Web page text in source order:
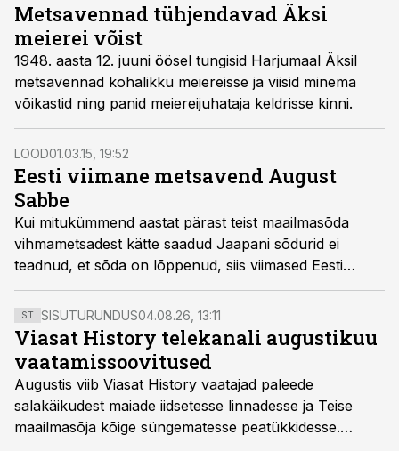
Metsavennad tühjendavad Äksi
meierei võist
1948. aasta 12. juuni öösel tungisid Harjumaal Äksil
metsavennad kohalikku meiereisse ja viisid minema
võikastid ning panid meierei­juhataja keldrisse kinni.
LOOD01.03.15, 19:52
Eesti viimane metsavend August
Sabbe
Kui mitukümmend aastat pärast teist maailmasõda
vihmametsadest kätte saadud Jaapani sõdurid ei
teadnud, et sõda on lõppenud, siis viimased Eesti
metsavennad teadsid seda hästi. Nad olid lihtsalt
otsustanud surra nii, nagu olid elanud – vabana. Ka
Eesti viimane metsavend August Sabbe jäi lõpuni
vabaks.
ST SISUTURUNDUS04.08.26, 13:11
Viasat History telekanali augustikuu
vaatamissoovitused
Augustis viib Viasat History vaatajad paleede
salakäikudest maiade iidsetesse linnadesse ja Teise
maailmasõja kõige süngematesse peatükkidesse.